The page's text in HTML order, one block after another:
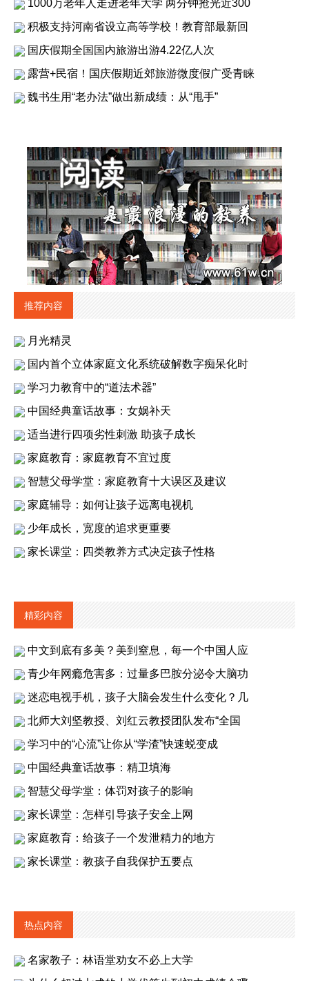
1000万老年人走进老年大学 两分钟抢光近300
积极支持河南省设立高等学校！教育部最新回
国庆假期全国国内旅游出游4.22亿人次
露营+民宿！国庆假期近郊旅游微度假广受青睐
魏书生用“老办法”做出新成绩：从“甩手”
推荐内容
月光精灵
国内首个立体家庭文化系统破解数字痴呆化时
学习力教育中的“道法术器”
中国经典童话故事：女娲补天
适当进行四项劣性刺激 助孩子成长
家庭教育：家庭教育不宜过度
智慧父母学堂：家庭教育十大误区及建议
家庭辅导：如何让孩子远离电视机
少年成长，宽度的追求更重要
家长课堂：四类教养方式决定孩子性格
精彩内容
中文到底有多美？美到窒息，每一个中国人应
青少年网瘾危害多：过量多巴胺分泌令大脑功
迷恋电视手机，孩子大脑会发生什么变化？几
北师大刘坚教授、刘红云教授团队发布“全国
学习中的“心流”让你从“学渣”快速蜕变成
中国经典童话故事：精卫填海
智慧父母学堂：体罚对孩子的影响
家长课堂：怎样引导孩子安全上网
家庭教育：给孩子一个发泄精力的地方
家长课堂：教孩子自我保护五要点
热点内容
名家教子：林语堂劝女不必上大学